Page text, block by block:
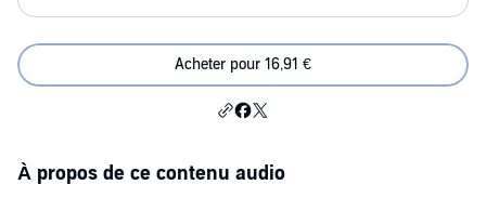
Acheter pour 16,91 €
À propos de ce contenu audio